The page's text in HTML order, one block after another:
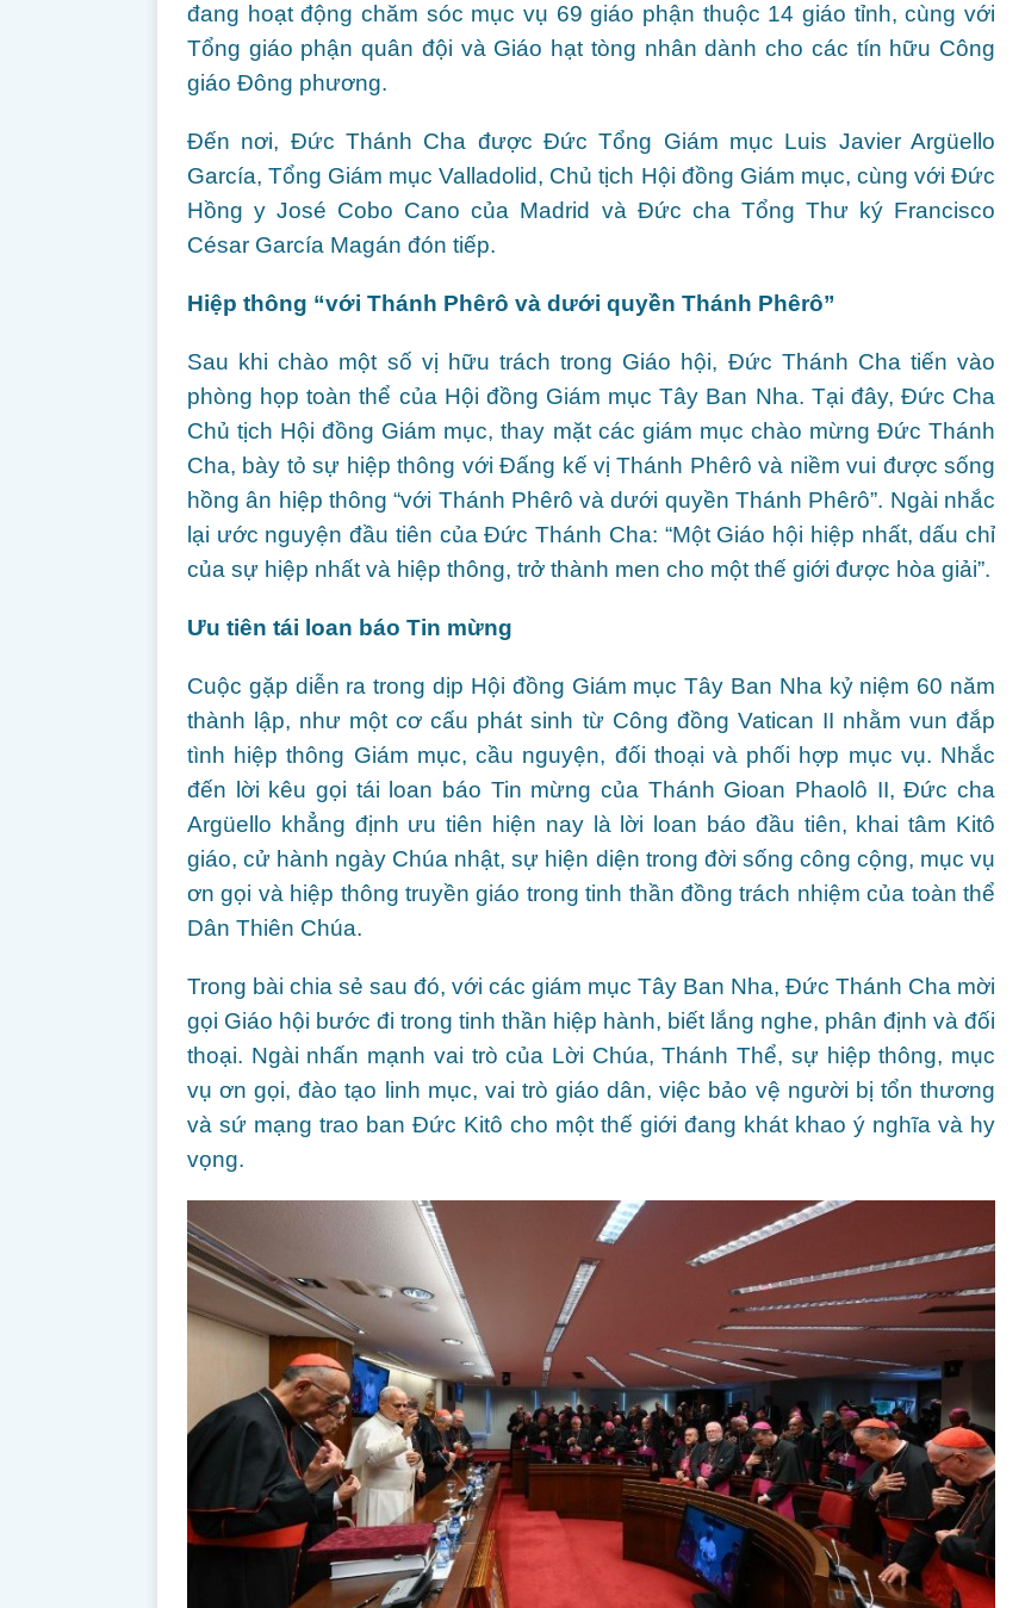
đang hoạt động chăm sóc mục vụ 69 giáo phận thuộc 14 giáo tỉnh, cùng với
Tổng giáo phận quân đội và Giáo hạt tòng nhân dành cho các tín hữu Công
giáo Đông phương.
Đến nơi, Đức Thánh Cha được Đức Tổng Giám mục Luis Javier Argüello
García, Tổng Giám mục Valladolid, Chủ tịch Hội đồng Giám mục, cùng với Đức
Hồng y José Cobo Cano của Madrid và Đức cha Tổng Thư ký Francisco
César García Magán đón tiếp.
Hiệp thông “với Thánh Phêrô và dưới quyền Thánh Phêrô”
Sau khi chào một số vị hữu trách trong Giáo hội, Đức Thánh Cha tiến vào
phòng họp toàn thể của Hội đồng Giám mục Tây Ban Nha. Tại đây, Đức Cha
Chủ tịch Hội đồng Giám mục, thay mặt các giám mục chào mừng Đức Thánh
Cha, bày tỏ sự hiệp thông với Đấng kế vị Thánh Phêrô và niềm vui được sống
hồng ân hiệp thông “với Thánh Phêrô và dưới quyền Thánh Phêrô”. Ngài nhắc
lại ước nguyện đầu tiên của Đức Thánh Cha: “Một Giáo hội hiệp nhất, dấu chỉ
của sự hiệp nhất và hiệp thông, trở thành men cho một thế giới được hòa giải”.
Ưu tiên tái loan báo Tin mừng
Cuộc gặp diễn ra trong dịp Hội đồng Giám mục Tây Ban Nha kỷ niệm 60 năm
thành lập, như một cơ cấu phát sinh từ Công đồng Vatican II nhằm vun đắp
tình hiệp thông Giám mục, cầu nguyện, đối thoại và phối hợp mục vụ. Nhắc
đến lời kêu gọi tái loan báo Tin mừng của Thánh Gioan Phaolô II, Đức cha
Argüello khẳng định ưu tiên hiện nay là lời loan báo đầu tiên, khai tâm Kitô
giáo, cử hành ngày Chúa nhật, sự hiện diện trong đời sống công cộng, mục vụ
ơn gọi và hiệp thông truyền giáo trong tinh thần đồng trách nhiệm của toàn thể
Dân Thiên Chúa.
Trong bài chia sẻ sau đó, với các giám mục Tây Ban Nha, Đức Thánh Cha mời
gọi Giáo hội bước đi trong tinh thần hiệp hành, biết lắng nghe, phân định và đối
thoại. Ngài nhấn mạnh vai trò của Lời Chúa, Thánh Thể, sự hiệp thông, mục
vụ ơn gọi, đào tạo linh mục, vai trò giáo dân, việc bảo vệ người bị tổn thương
và sứ mạng trao ban Đức Kitô cho một thế giới đang khát khao ý nghĩa và hy
vọng.